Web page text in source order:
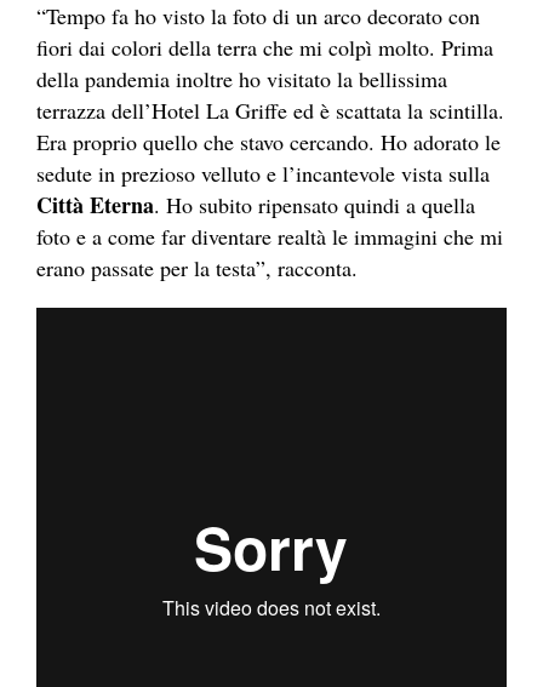
“Tempo fa ho visto la foto di un arco decorato con
fiori dai colori della terra che mi colpì molto. Prima
della pandemia inoltre ho visitato la bellissima
terrazza dell’Hotel La Griffe ed è scattata la scintilla.
Era proprio quello che stavo cercando. Ho adorato le
sedute in prezioso velluto e l’incantevole vista sulla
Città Eterna. Ho subito ripensato quindi a quella
foto e a come far diventare realtà le immagini che mi
erano passate per la testa”, racconta.